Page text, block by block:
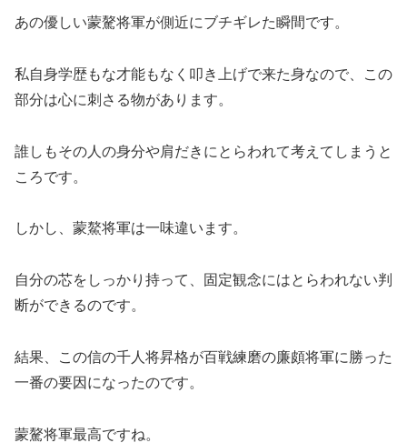
あの優しい蒙驁将軍が側近にブチギレた瞬間です。
私自身学歴もな才能もなく叩き上げで来た身なので、この
部分は心に刺さる物があります。
誰しもその人の身分や肩だきにとらわれて考えてしまうと
ころです。
しかし、蒙鰲将軍は一味違います。
自分の芯をしっかり持って、固定観念にはとらわれない判
断ができるのです。
結果、この信の千人将昇格が百戦練磨の廉頗将軍に勝った
一番の要因になったのです。
蒙驁将軍最高ですね。